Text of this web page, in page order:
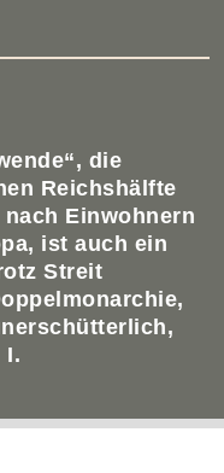
die
Reichshälfte
Einwohnern
ist auch ein
Streit
I.